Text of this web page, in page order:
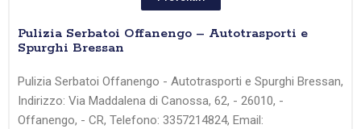
Pulizia Serbatoi Offanengo – Autotrasporti e
Spurghi Bressan
Pulizia Serbatoi Offanengo - Autotrasporti e Spurghi Bressan,
Indirizzo: Via Maddalena di Canossa, 62, - 26010, -
Offanengo, - CR, Telefono: 3357214824, Email: